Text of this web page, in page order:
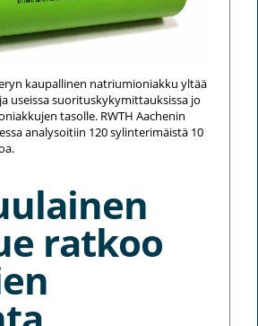
kaupallinen natriumioniakku yltää
useissa suorituskykymittauksissa jo
tasolle. RWTH Aachenin
analysoitiin 120 sylinterimäistä 10
ratkoo